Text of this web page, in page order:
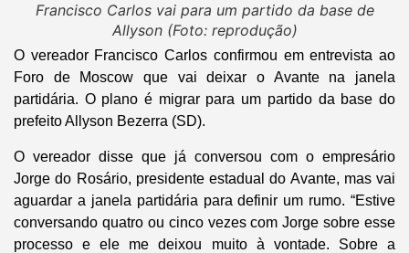
Francisco Carlos vai para um partido da base de
Allyson (Foto: reprodução)
O vereador Francisco Carlos confirmou em entrevista ao
Foro de Moscow que vai deixar o Avante na janela
partidária. O plano é migrar para um partido da base do
prefeito Allyson Bezerra (SD).
O vereador disse que já conversou com o empresário
Jorge do Rosário, presidente estadual do Avante, mas vai
aguardar a janela partidária para definir um rumo. “Estive
conversando quatro ou cinco vezes com Jorge sobre esse
processo e ele me deixou muito à vontade. Sobre a